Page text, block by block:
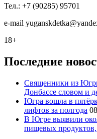
Тел.: +7 (90285) 95701
e-mail y
18+
Последние
Священники из
Донбассе словом и
Югра вошла в
лифтов за полгода
В Югре выявили
пищевых